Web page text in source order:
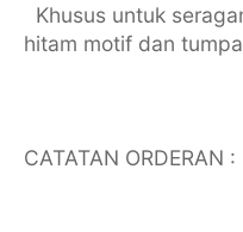
Khusus untuk
hitam motif dan
CATATAN ORDERAN :